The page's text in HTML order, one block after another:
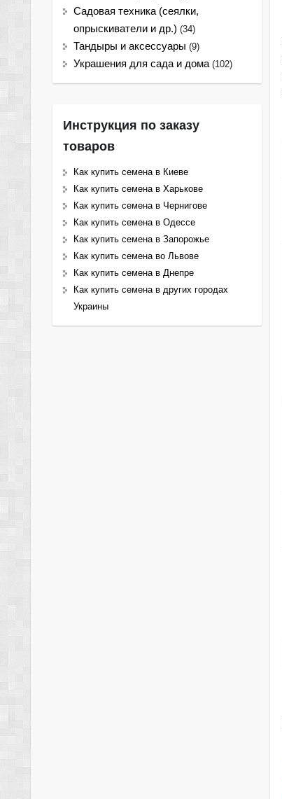
Садовая техника (сеялки,
опрыскиватели и др.) (34)
Тандыры и аксессуары (9)
Украшения для сада и дома (102)
Инструкция по заказу
товаров
Как купить семена в Киеве
Как купить семена в Харькове
Как купить семена в Чернигове
Как купить семена в Одессе
Как купить семена в Запорожье
Как купить семена во Львове
Как купить семена в Днепре
Как купить семена в других городах
Украины